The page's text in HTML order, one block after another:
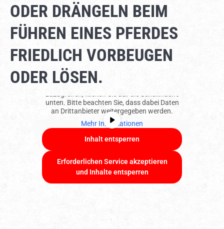
DER DRÄNGELN BEIM F
ÜHREN EINES PFERDES F
RIEDLICH VORBEUGEN O
DER LÖSEN.
Sie sehen gerade einen Platzhalterinhalt von
YouTube . Um auf den eigentlichen Inhalt
unten. Bitte beachten Sie, dass dabei Daten
an Drittanbieter weitergegeben werden.
Mehr Informationen
Inhalt entsperren
Erforderlichen Service akzeptieren
und Inhalte entsperren